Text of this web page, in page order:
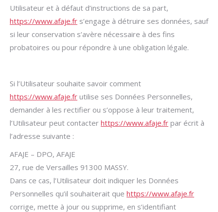
Utilisateur et à défaut d’instructions de sa part,
https://www.afaje.fr s’engage à détruire ses données, sauf
si leur conservation s’avère nécessaire à des fins
probatoires ou pour répondre à une obligation légale.
Si l’Utilisateur souhaite savoir comment
https://www.afaje.fr utilise ses Données Personnelles,
demander à les rectifier ou s’oppose à leur traitement,
l’Utilisateur peut contacter https://www.afaje.fr par écrit à
l’adresse suivante :
AFAJE – DPO, AFAJE
27, rue de Versailles 91300 MASSY.
Dans ce cas, l’Utilisateur doit indiquer les Données
Personnelles qu’il souhaiterait que https://www.afaje.fr
corrige, mette à jour ou supprime, en s’identifiant